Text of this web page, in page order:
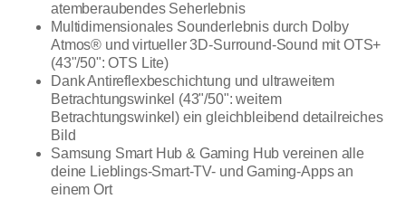
atemberaubendes Seherlebnis
Multidimensionales Sounderlebnis durch Dolby
Atmos® und virtueller 3D-Surround-Sound mit OTS+
(43"/50": OTS Lite)
Dank Antireflexbeschichtung und ultraweitem
Betrachtungswinkel (43"/50": weitem
Betrachtungswinkel) ein gleichbleibend detailreiches
Bild
Samsung Smart Hub & Gaming Hub vereinen alle
deine Lieblings-Smart-TV- und Gaming-Apps an
einem Ort